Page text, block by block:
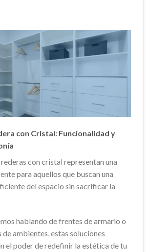
con Cristal: Funcionalidad y
con cristal representan una
para aquellos que buscan una
del espacio sin sacrificar la
hablando de frentes de armario o
de ambientes, estas soluciones
el poder de redefinir la estética de tu